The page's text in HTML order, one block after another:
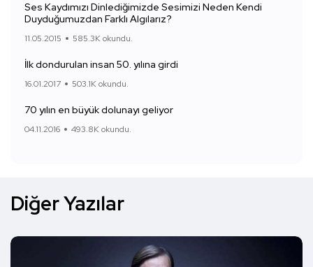
Ses Kaydımızı Dinlediğimizde Sesimizi Neden Kendi
Duyduğumuzdan Farklı Algılarız?
11.05.2015 585.3K okundu.
İlk dondurulan insan 50. yılına girdi
16.01.2017 503.1K okundu.
70 yılın en büyük dolunayı geliyor
04.11.2016 493.8K okundu.
Diğer Yazılar